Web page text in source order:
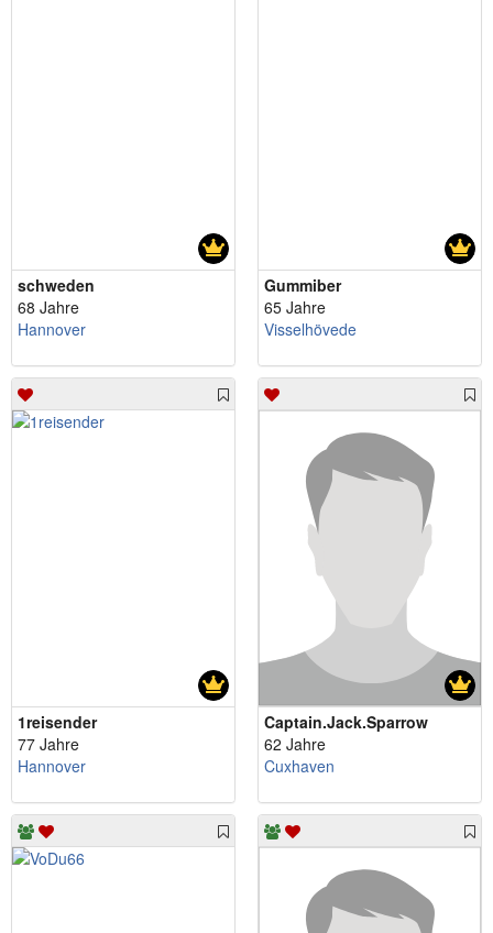
schweden
68 Jahre
Hannover
Gummiber
65 Jahre
Visselhövede
1reisender
77 Jahre
Hannover
Captain.Jack.Sparrow
62 Jahre
Cuxhaven